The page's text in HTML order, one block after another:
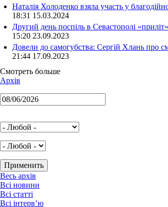
Наталія Холоденко взяла участь у
18:31 15.03.2024
Другий день поспіль в Севастополі
15:20 23.09.2023
Довели до самогубства: Сергій Хлань про
21:44 17.09.2023
Смотреть больше
Архів
Весь архів
Всі новини
Всі статті
Всі інтерв’ю